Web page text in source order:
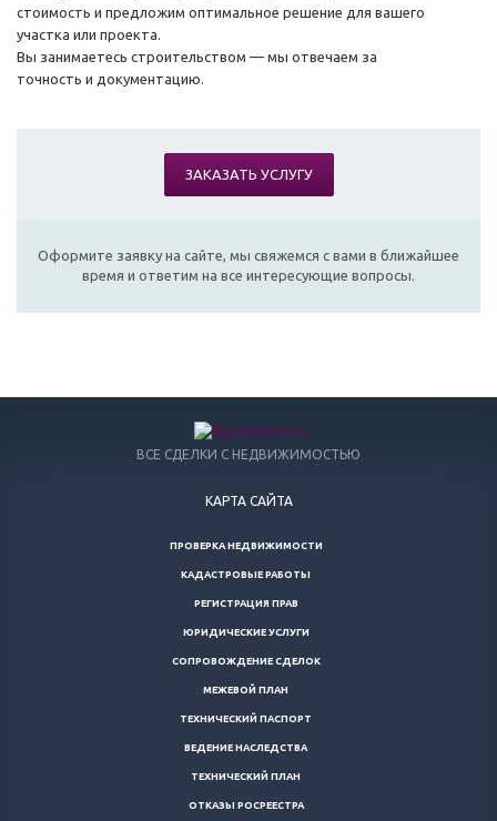
стоимость и предложим оптимальное решение для вашего
участка или проекта.
Вы занимаетесь строительством — мы отвечаем за
точность и документацию.
ЗАКАЗАТЬ УСЛУГУ
Оформите заявку на сайте, мы свяжемся с вами в ближайшее
время и ответим на все интересующие вопросы.
ВСЕ СДЕЛКИ С НЕДВИЖИМОСТЬЮ
КАРТА САЙТА
ПРОВЕРКА НЕДВИЖИМОСТИ
КАДАСТРОВЫЕ РАБОТЫ
РЕГИСТРАЦИЯ ПРАВ
ЮРИДИЧЕСКИЕ УСЛУГИ
СОПРОВОЖДЕНИЕ СДЕЛОК
МЕЖЕВОЙ ПЛАН
ТЕХНИЧЕСКИЙ ПАСПОРТ
ВЕДЕНИЕ НАСЛЕДСТВА
ТЕХНИЧЕСКИЙ ПЛАН
ОТКАЗЫ РОСРЕЕСТРА